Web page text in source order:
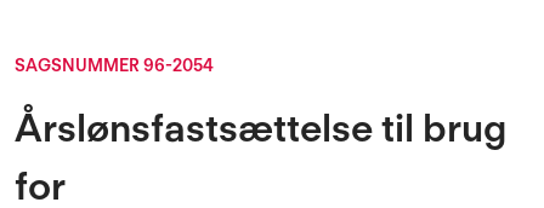
SAGSNUMMER 96-2054
Årslønsfastsættelse til brug
for